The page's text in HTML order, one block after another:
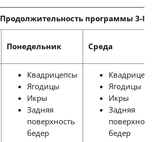
Продолжительность программы 3-8
Понедельник Среда
Квадрицепсы
Ягодицы
Икры
Задняя
поверхность
бедер
Ягодицы
Икры
Задняя
бедер